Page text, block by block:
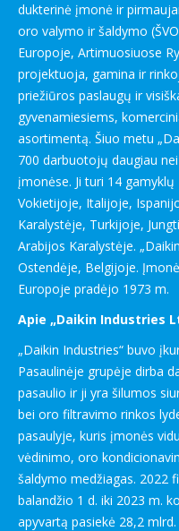
dukterinė įmonė ir
oro valymo ir šaldymo
Europoje, Artimuosiuose
projektuoja, gamina ir
priežiūros paslaugų ir
gyvenamiesiems,
asortimentą. Šiuo metu
700 darbuotojų daugiau
įmonėse. Ji turi 14
Vokietijoje, Italijoje,
Karalystėje, Turkijoje,
Arabijos Karalystėje.
Ostendėje, Belgijoje.
Europoje pradėjo 1973 m.
Apie „Daikin Industries
„Daikin Industries“ buvo
Pasaulinėje grupėje dirba
pasaulio ir ji yra šilumos
bei oro filtravimo rinkos
pasaulyje, kuris įmonės
vėdinimo, oro
šaldymo medžiagas. 2022
balandžio 1 d. iki 2023 m.
apyvartą pasiekė 28,2